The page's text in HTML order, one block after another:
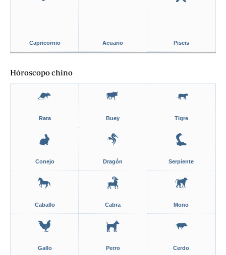
Capricornio Acuario Piscis
Hóroscopo chino
Rata Buey Tigre
Conejo Dragón Serpiente
Caballo Cabra Mono
Gallo Perro Cerdo